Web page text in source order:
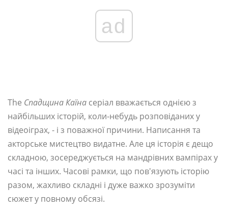
ad
The Спадщина Каїна серіал вважається однією з
найбільших історій, коли-небудь розповіданих у
відеоіграх, - і з поважної причини. Написання та
акторське мистецтво видатне. Але ця історія є дещо
складною, зосереджується на мандрівних вампірах у
часі та інших. Часові рамки, що пов'язують історію
разом, жахливо складні і дуже важко зрозуміти
сюжет у повному обсязі.